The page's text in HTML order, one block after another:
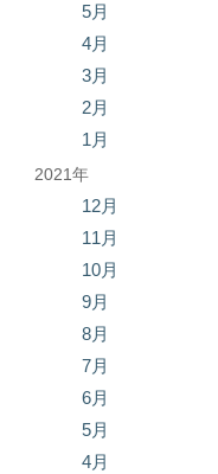
5月
4月
3月
2月
1月
2021年
12月
11月
10月
9月
8月
7月
6月
5月
4月